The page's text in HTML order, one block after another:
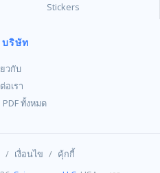
Stickers
บริษัท
วกับ
อเรา
PDF ทั้งหมด
/ เงื่อนไข / คุ้กกี้